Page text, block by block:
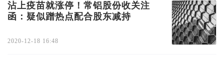
沾上疫苗就涨停！常铝股份收关注
函：疑似蹭热点配合股东减持
2020-12-18 16:48